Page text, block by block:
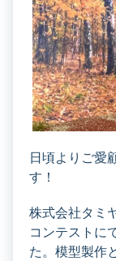
日頃よりご愛
す！
株式会社タミ
コンテストに
た。模型製作